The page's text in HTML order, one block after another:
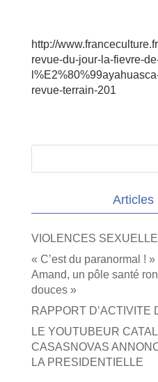
http://
revue-du-jour-la-fievre-
revue-terrain-201
Articles
VIOLENCES
« C’est du paranormal !
Amand, un pôle santé
douces »
RAPPORT D’ACTIVITE
LE YOUTUBEUR
CASASNOVAS
LA PRESIDENTIELLE